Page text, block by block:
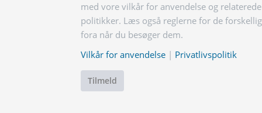
med vore vilkår for anvendelse og relaterede
politikker. Læs også reglerne for de
fora når du besøger dem.
Vilkår for anvendelse | Privatlivspolitik
Tilmeld